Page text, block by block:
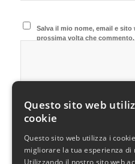
Salva il mio nome, email e
prossima volta che commento.
Questo sito web
cookie
Questo sito web utilizza i
migliorare la tua esperienza di
Utilizzando il nostro sito web